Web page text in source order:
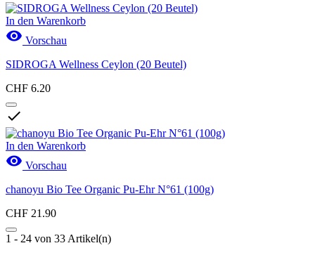
In den Warenkorb
 Vorschau
SIDROGA Wellness Ceylon (20 Beutel)
CHF 6.20

In den Warenkorb
 Vorschau
chanoyu Bio Tee Organic Pu-Ehr N°61 (100g)
CHF 21.90
1 - 24 von 33 Artikel(n)